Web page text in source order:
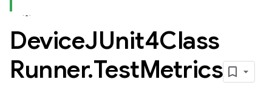
DeviceJUnit4Class
Runner.TestMetrics